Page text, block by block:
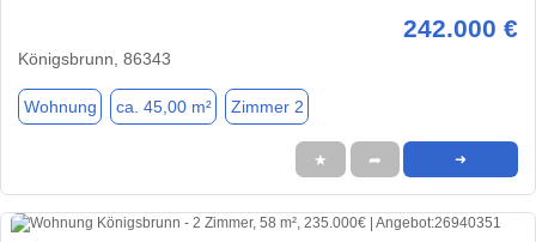
242.000 €
Königsbrunn, 86343
Wohnung ca. 45,00 m² Zimmer 2
★ ➦ ➜